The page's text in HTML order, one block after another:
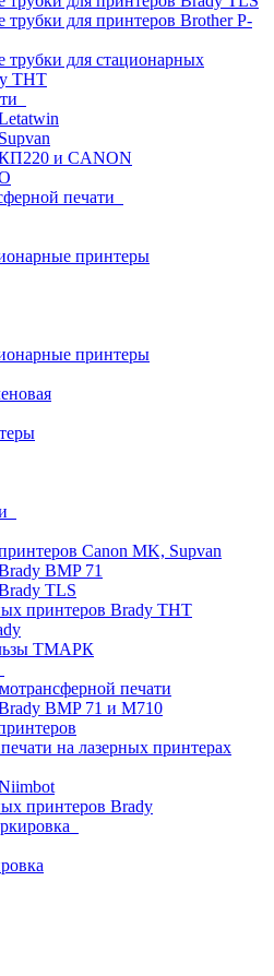
трубки для принтеров Brother P-
трубки для стационарных
THT
и CANON
печати
принтеры
принтеры
Canon MK, Supvan
BMP 71
TLS
принтеров Brady THT
ТМАРК
печати
BMP 71 и M710
на лазерных принтерах
принтеров Brady